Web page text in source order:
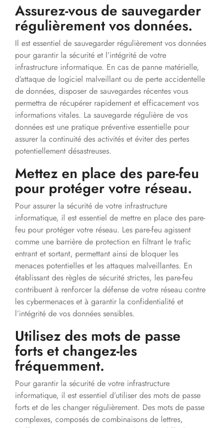
Assurez-vous de sauvegarder
régulièrement vos données.
Il est essentiel de sauvegarder régulièrement vos données
pour garantir la sécurité et l’intégrité de votre
infrastructure informatique. En cas de panne matérielle,
d’attaque de logiciel malveillant ou de perte accidentelle
de données, disposer de sauvegardes récentes vous
permettra de récupérer rapidement et efficacement vos
informations vitales. La sauvegarde régulière de vos
données est une pratique préventive essentielle pour
assurer la continuité des activités et éviter des pertes
potentiellement désastreuses.
Mettez en place des pare-feu
pour protéger votre réseau.
Pour assurer la sécurité de votre infrastructure
informatique, il est essentiel de mettre en place des pare-
feu pour protéger votre réseau. Les pare-feu agissent
comme une barrière de protection en filtrant le trafic
entrant et sortant, permettant ainsi de bloquer les
menaces potentielles et les attaques malveillantes. En
établissant des règles de sécurité strictes, les pare-feu
contribuent à renforcer la défense de votre réseau contre
les cybermenaces et à garantir la confidentialité et
l’intégrité de vos données sensibles.
Utilisez des mots de passe
forts et changez-les
fréquemment.
Pour garantir la sécurité de votre infrastructure
informatique, il est essentiel d’utiliser des mots de passe
forts et de les changer régulièrement. Des mots de passe
complexes, composés de combinaisons de lettres,